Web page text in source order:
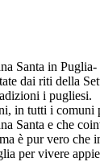
Santa in
dai riti della
i pugliesi.
in tutti i comuni
Santa e che
è pur vero
per vivere